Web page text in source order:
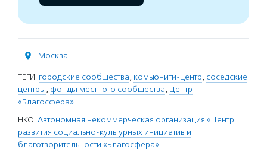
Москва
ТЕГИ: городские сообщества, комьюнити-центр, соседские
центры, фонды местного сообщества, Центр
«Благосфера»
НКО: Автономная некоммерческая организация «Центр
развития социально-культурных инициатив и
благотворительности «Благосфера»